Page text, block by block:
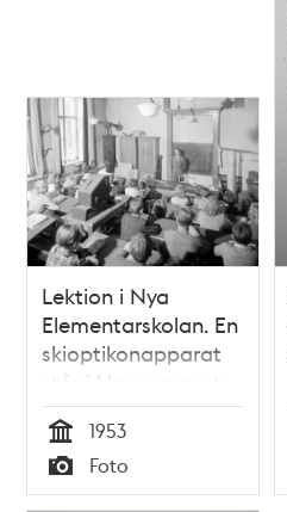
Lektion i Nya
Elementarskolan. En
skioptikonapparat
står i klassrummet.
Allmänt läroverk vid
Slöjdgatan 2 med
norra sidan mot
Hötorget.
Tid
1953
Typ
Foto